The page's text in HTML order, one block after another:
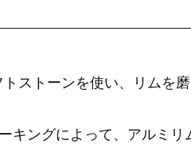
トストーンを使い、リムを磨
キングによって、アルミリ